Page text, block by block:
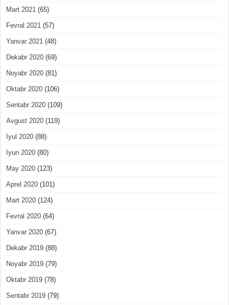
Mart 2021 (65)
Fevral 2021 (57)
Yanvar 2021 (48)
Dekabr 2020 (69)
Noyabr 2020 (81)
Oktabr 2020 (106)
Sentabr 2020 (109)
Avgust 2020 (119)
Iyul 2020 (88)
Iyun 2020 (80)
May 2020 (123)
Aprel 2020 (101)
Mart 2020 (124)
Fevral 2020 (64)
Yanvar 2020 (67)
Dekabr 2019 (88)
Noyabr 2019 (79)
Oktabr 2019 (78)
Sentabr 2019 (79)